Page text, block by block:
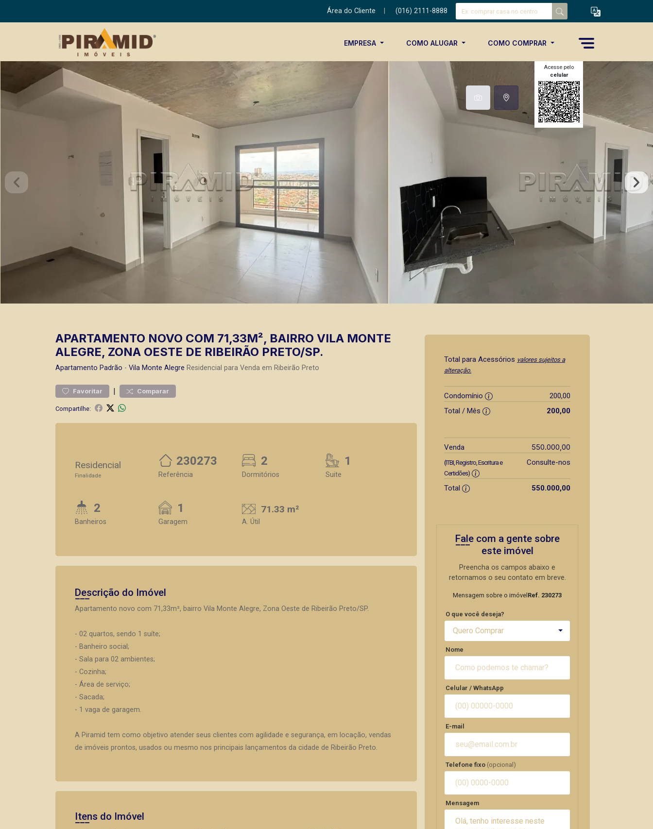
Área do Cliente (016) 2111-8888
EMPRESA COMO ALUGAR COMO COMPRAR
Acesse pelo
celular
APARTAMENTO NOVO COM 71,33M², BAIRRO VILA MONTE
ALEGRE, ZONA OESTE DE RIBEIRÃO PRETO/SP.
Apartamento Padrão - Vila Monte Alegre Residencial para Venda em Ribeirão Preto
Favoritar | Comparar
Compartilhe:
Residencial
Finalidade
230273
Referência
2
Dormitórios
1
Suite
2
Banheiros
1
Garagem
71.33 m²
A. Útil
Descrição do Imóvel
Apartamento novo com 71,33m², bairro Vila Monte Alegre, Zona Oeste de Ribeirão Preto/SP.
- 02 quartos, sendo 1 suíte;
- Banheiro social;
- Sala para 02 ambientes;
- Cozinha;
- Área de serviço;
- Sacada;
- 1 vaga de garagem.
A Piramid tem como objetivo atender seus clientes com agilidade e segurança, em locação, vendas
de imóveis prontos, usados ou mesmo nos principais lançamentos da cidade de Ribeirão Preto.
Itens do Imóvel
Total para Acessórios valores sujeitos a
alteração.
Condomínio
200,00
Total / Mês
200,00
Venda 550.000,00
(ITBI, Registro, Escritura e
Certidões)
Consulte-nos
Total 550.000,00
Fale com a gente sobre
este imóvel
Preencha os campos abaixo e
retornamos o seu contato em breve.
Mensagem sobre o imóvel Ref. 230273
O que você deseja?
Quero Comprar
Nome
Celular / WhatsApp
E-mail
Telefone fixo (opcional)
Mensagem